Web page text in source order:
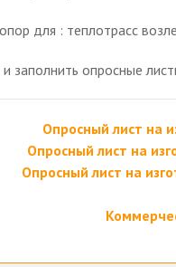
для : теплотрасс
заполнить опросные
Опросный лист на
Опросный лист на
Опросный лист на